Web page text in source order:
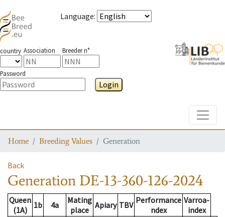
Language:
country Association Breeder n°
Password
Login
Home Breeding Values Generation
Back
Generation DE-13-360-126-2024
Queen
(1A)
1b 4a
Mating
place Apiary TBV Performance
ndex
Varroa-
index